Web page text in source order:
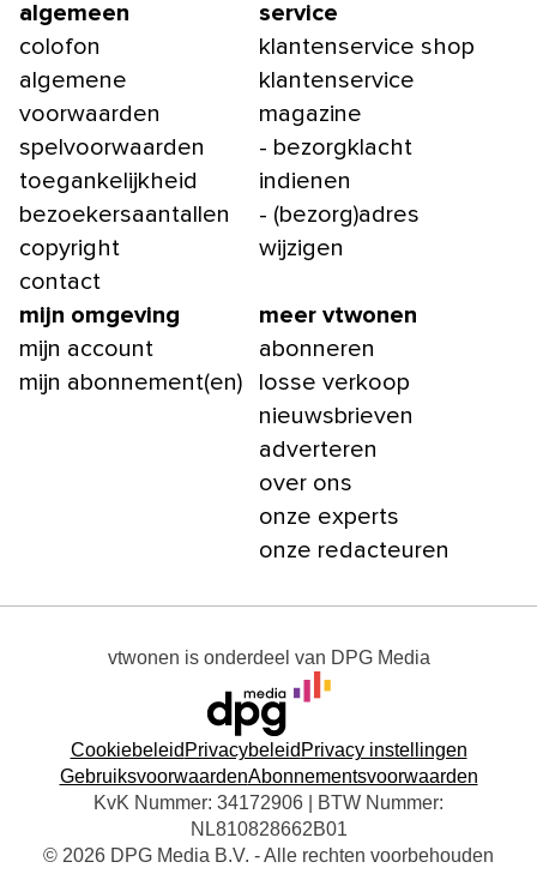
algemeen
colofon
algemene
voorwaarden
spelvoorwaarden
toegankelijkheid
bezoekersaantallen
copyright
contact
service
klantenservice shop
klantenservice
magazine
- bezorgklacht
indienen
- (bezorg)adres
wijzigen
mijn omgeving
mijn account
mijn abonnement(en)
meer vtwonen
abonneren
losse verkoop
nieuwsbrieven
adverteren
over ons
onze experts
onze redacteuren
vtwonen is onderdeel van DPG Media
Cookiebeleid Privacybeleid Privacy instellingen
GebruiksvoorwaardenAbonnementsvoorwaarden
KvK Nummer: 34172906 | BTW Nummer:
NL810828662B01
© 2026 DPG Media B.V. - Alle rechten voorbehouden